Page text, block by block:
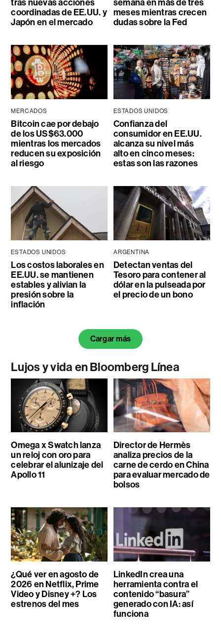
tras nuevas acciones
coordinadas de EE.UU. y
Japón en el mercado
semana en más de tres
meses mientras crecen
dudas sobre la Fed
MERCADOS
Bitcoin cae por debajo
de los US$63.000
mientras los mercados
reducen su exposición
al riesgo
ESTADOS UNIDOS
Confianza del
consumidor en EE.UU.
alcanza su nivel más
alto en cinco meses:
estas son las razones
ESTADOS UNIDOS
Los costos laborales en
EE.UU. se mantienen
estables y alivian la
presión sobre la
inflación
ARGENTINA
Detectan ventas del
Tesoro para contener al
dólar en la pulseada por
el precio de un bono
Cargar más
Lujos y vida en Bloomberg Línea
Omega x Swatch lanza
un reloj con oro para
celebrar el alunizaje del
Apollo 11
Director de Hermès
analiza precios de la
carne de cerdo en China
para evaluar mercado de
bolsos
¿Qué ver en agosto de
2026 en Netflix, Prime
Video y Disney +? Los
estrenos del mes
LinkedIn crea una
herramienta contra el
contenido “basura”
generado con IA: así
funciona